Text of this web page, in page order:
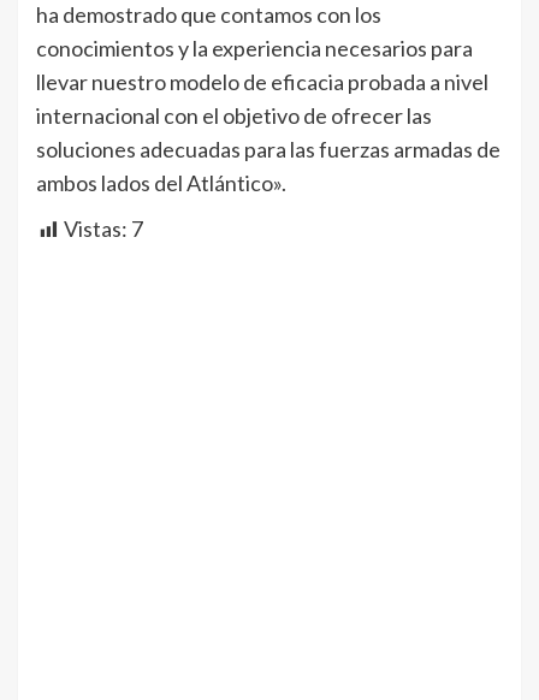
ha demostrado que contamos con los
conocimientos y la experiencia necesarios para
llevar nuestro modelo de eficacia probada a nivel
internacional con el objetivo de ofrecer las
soluciones adecuadas para las fuerzas armadas de
ambos lados del Atlántico».
Vistas: 7